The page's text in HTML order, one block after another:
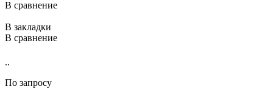
В сравнение
В закладки
В сравнение
..
По запросу